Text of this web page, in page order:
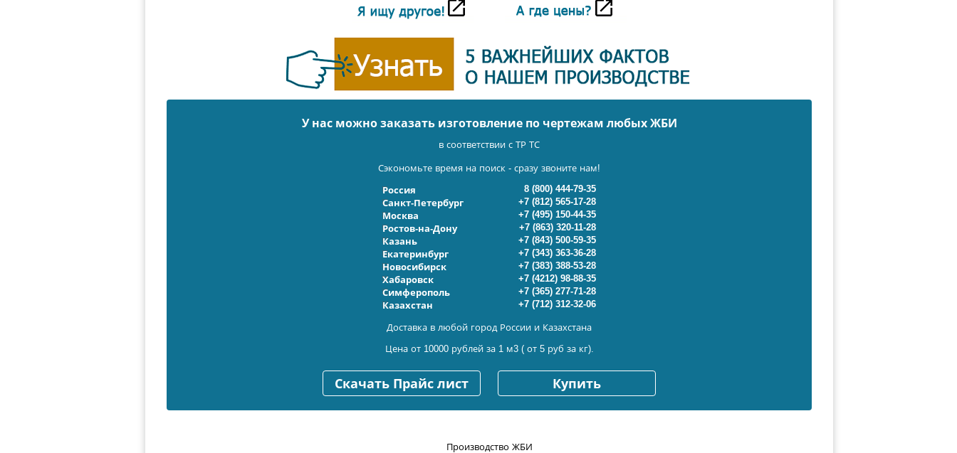
У нас можно заказать изготовление по чертежам любых ЖБИ
в соответствии с ТР ТС
Сэкономьте время на поиск - сразу звоните нам!
Россия
8 (800) 444-79-35
Санкт-Петербург
+7 (812) 565-17-28
Москва
+7 (495) 150-44-35
Ростов-на-Дону
+7 (863) 320-11-28
Казань
+7 (843) 500-59-35
Екатеринбург
+7 (343) 363-36-28
Новосибирск
+7 (383) 388-53-28
Хабаровск
+7 (4212) 98-88-35
Симферополь
+7 (365) 277-71-28
Казахстан
+7 (712) 312-32-06
Доставка в любой город России и Казахстана
Цена от 10000 рублей за 1 м3 ( от 5 руб за кг).
Скачать Прайс лист Купить
Производство ЖБИ